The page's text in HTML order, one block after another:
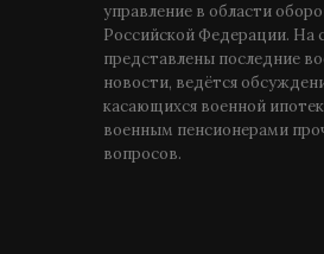
управление в области
Российской Федерации. На
представлены последние
новости, ведётся
касающихся военной
военным пенсионерами
вопросов.